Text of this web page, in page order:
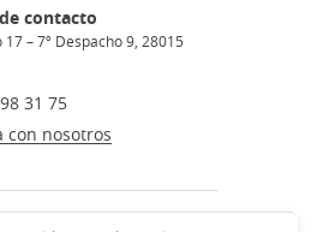
contacto
– 7º Despacho 9, 28015
31 75
con nosotros